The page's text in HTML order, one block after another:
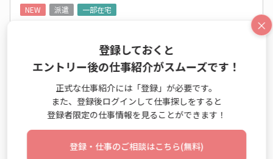
NEW
派遣 一部在宅
ト事務＠1,800円
営業事務（受発注以外） / 一般事務・OA事務
時給 1,800円～1,800円
月収例 288,000円+残業代
10:00～19:00 週5日 (土日祝休み)
東京都 中央区
×
登録しておくと
エントリー後の仕事紹介がスムーズです！
正式な仕事紹介には「登録」が必要です。
また、登録後ログインして仕事探しをすると
登録者限定の仕事情報を見ることができます！
登録・仕事のご相談はこちら(無料)